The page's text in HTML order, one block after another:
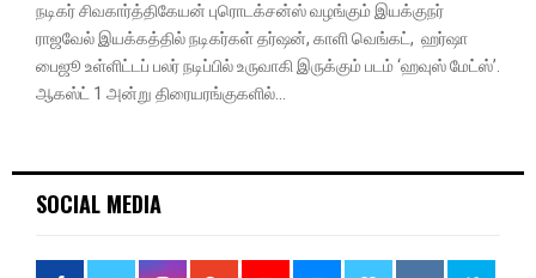
நடிகர் சிவகார்த்திகேயன் புரொடக்சன்ஸ் வழங்கும் இயக்குநர்
ராஜவேல் இயக்கத்தில் நடிகர்கள் தர்ஷன், காளி வெங்கட், ஹர்ஷா
பைஜூ உள்ளிட்டப் பலர் நடிப்பில் உருவாகி இருக்கும் படம் ‘ஹவுஸ் மேட்ஸ்’.
ஆகஸ்ட் 1 அன்று திரையரங்குகளில்...
SOCIAL MEDIA